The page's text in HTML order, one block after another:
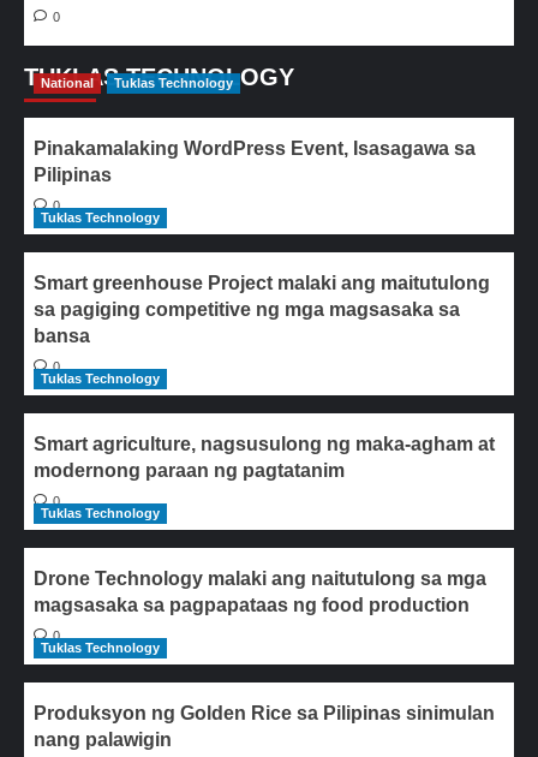
0
TUKLAS TECHNOLOGY
National Tuklas Technology
Pinakamalaking WordPress Event, Isasagawa sa
Pilipinas
0
Tuklas Technology
Smart greenhouse Project malaki ang maitutulong
sa pagiging competitive ng mga magsasaka sa
bansa
0
Tuklas Technology
Smart agriculture, nagsusulong ng maka-agham at
modernong paraan ng pagtatanim
0
Tuklas Technology
Drone Technology malaki ang naitutulong sa mga
magsasaka sa pagpapataas ng food production
0
Tuklas Technology
Produksyon ng Golden Rice sa Pilipinas sinimulan
nang palawigin